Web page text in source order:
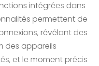
intégrées dans
permettent de
révélant des
des appareils
et le moment précis